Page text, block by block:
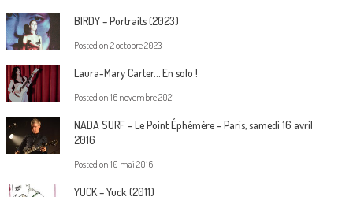
BIRDY – Portraits (2023)
Posted on 2 octobre 2023
Laura-Mary Carter… En solo !
Posted on 16 novembre 2021
NADA SURF – Le Point Éphémère – Paris, samedi 16 avril
2016
Posted on 10 mai 2016
YUCK – Yuck (2011)